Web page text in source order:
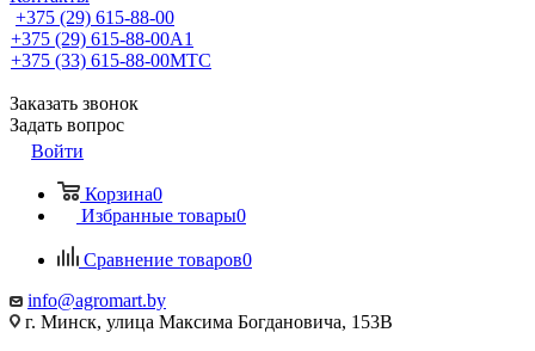
+375 (29) 615-88-00
+375 (29) 615-88-00A1
+375 (33) 615-88-00МТС
Заказать звонок
Задать вопрос
Войти
Корзина0
Избранные товары0
Сравнение товаров0
info@agromart.by
г. Минск, улица Максима Богдановича, 153В